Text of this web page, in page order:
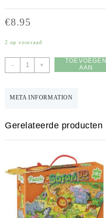
€8.95
2 op voorraad
-
Jouéco
-
+
TOEVOEGEN
AAN
META INFORMATION
Gerelateerde producten